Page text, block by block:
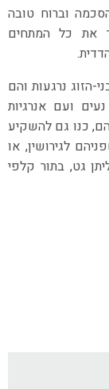
וברוח טובה
את כל המתחים
הזוג נרגעות והם
ועם אנרגיות
כנו גם להשקיע
לגירושין, או
גט, בתור קלפי